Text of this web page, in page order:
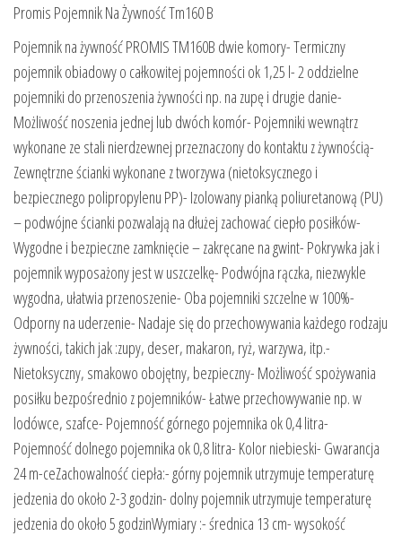
Promis Pojemnik Na Żywność Tm160 B
Pojemnik na żywność PROMIS TM160B dwie komory- Termiczny
pojemnik obiadowy o całkowitej pojemności ok 1,25 l- 2 oddzielne
pojemniki do przenoszenia żywności np. na zupę i drugie danie-
Możliwość noszenia jednej lub dwóch komór- Pojemniki wewnątrz
wykonane ze stali nierdzewnej przeznaczony do kontaktu z żywnością-
Zewnętrzne ścianki wykonane z tworzywa (nietoksycznego i
bezpiecznego polipropylenu PP)- Izolowany pianką poliuretanową (PU)
– podwójne ścianki pozwalają na dłużej zachować ciepło posiłków-
Wygodne i bezpieczne zamknięcie – zakręcane na gwint- Pokrywka jak i
pojemnik wyposażony jest w uszczelkę- Podwójna rączka, niezwykle
wygodna, ułatwia przenoszenie- Oba pojemniki szczelne w 100%-
Odporny na uderzenie- Nadaje się do przechowywania każdego rodzaju
żywności, takich jak :zupy, deser, makaron, ryż, warzywa, itp.-
Nietoksyczny, smakowo obojętny, bezpieczny- Możliwość spożywania
posiłku bezpośrednio z pojemników- Łatwe przechowywanie np. w
lodówce, szafce- Pojemność górnego pojemnika ok 0,4 litra-
Pojemność dolnego pojemnika ok 0,8 litra- Kolor niebieski- Gwarancja
24 m-ceZachowalność ciepła:- górny pojemnik utrzymuje temperaturę
jedzenia do około 2-3 godzin- dolny pojemnik utrzymuje temperaturę
jedzenia do około 5 godzinWymiary :- średnica 13 cm- wysokość